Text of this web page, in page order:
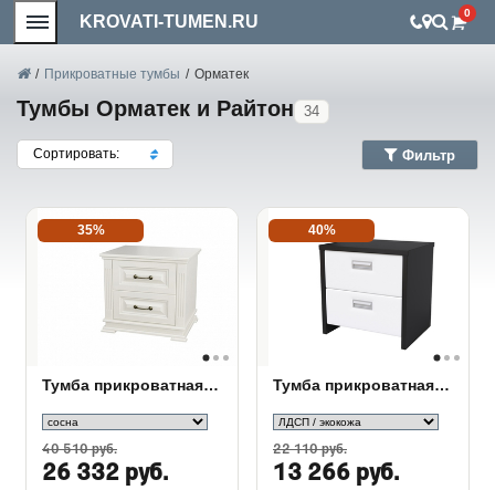
KROVATI-TUMEN.RU 0
/ Прикроватные тумбы / Орматек
Тумбы Орматек и Райтон 34
Сортировать: Фильтр
35%
Тумба прикроватная Milena
40 510 руб.
26 332 руб.
40%
Тумба прикроватная Como/Veda 2 ящика
22 110 руб.
13 266 руб.